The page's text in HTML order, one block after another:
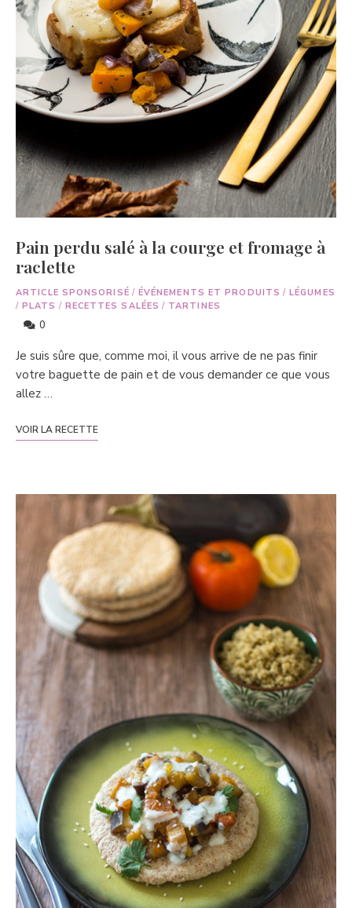
Pain perdu salé à la courge et fromage à
raclette
ARTICLE SPONSORISÉ / ÉVÉNEMENTS ET PRODUITS / LÉGUMES
/ PLATS / RECETTES SALÉES / TARTINES
0
Je suis sûre que, comme moi, il vous arrive de ne pas finir
votre baguette de pain et de vous demander ce que vous
allez …
VOIR LA RECETTE